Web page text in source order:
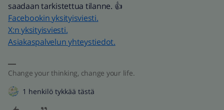
saadaan tarkistettua tilanne. 👍
Facebookin yksityisviesti.
X:n yksityisviesti.
Asiakaspalvelun yhteystiedot.
Change your thinking, change your life.
1 henkilö tykkää tästä